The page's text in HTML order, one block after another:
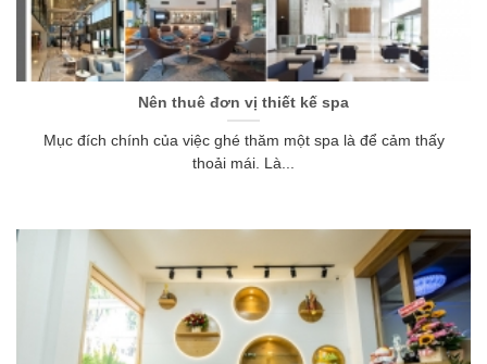
Nên thuê đơn vị thiết kế spa
Mục đích chính của việc ghé thăm một spa là để cảm thấy
thoải mái. Là...